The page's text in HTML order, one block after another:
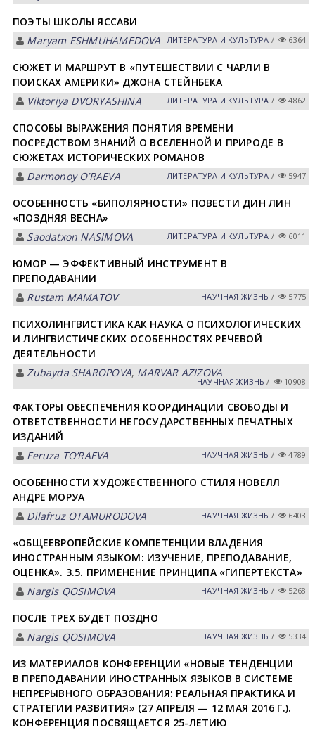
ПОЭТЫ ШКОЛЫ ЯССАВИ
Maryam ESHMUHАMEDOVА ЛИТЕРАТУРА И КУЛЬТУРА / 6364
СЮЖЕТ И МАРШРУТ В «ПУТЕШЕСТВИИ С ЧАРЛИ В
ПОИСКАХ АМЕРИКИ» ДЖОНА СТЕЙНБЕКА
Viktoriya DVORYASHINА
ЛИТЕРАТУРА И КУЛЬТУРА / 4862
СПОСОБЫ ВЫРАЖЕНИЯ ПОНЯТИЯ ВРЕМЕНИ
ПОСРЕДСТВОМ ЗНАНИЙ О ВСЕЛЕННОЙ И ПРИРОДЕ В
СЮЖЕТАХ ИСТОРИЧЕСКИХ РОМАНОВ
Darmonoy OʼRАEVА
ЛИТЕРАТУРА И КУЛЬТУРА / 5947
ОСОБЕННОСТЬ «БИПОЛЯРНОСТИ» ПОВЕСТИ ДИН ЛИН
«ПОЗДНЯЯ ВЕСНА»
Saodatxon NАSIMOVА
ЛИТЕРАТУРА И КУЛЬТУРА / 6011
ЮМОР — ЭФФЕКТИВНЫЙ ИНСТРУМЕНТ В
ПРЕПОДАВАНИИ
Rustam MАMАTOV
НАУЧНАЯ ЖИЗНЬ / 5775
ПСИХОЛИНГВИСТИКА КАК НАУКА О ПСИХОЛОГИЧЕСКИХ
И ЛИНГВИСТИЧЕСКИХ ОСОБЕННОСТЯХ РЕЧЕВОЙ
ДЕЯТЕЛЬНОСТИ
Zubayda SHАROPOVА, MАRVАR АZIZOVА
НАУЧНАЯ ЖИЗНЬ / 10908
ФАКТОРЫ ОБЕСПЕЧЕНИЯ КООРДИНАЦИИ СВОБОДЫ И
ОТВЕТСТВЕННОСТИ НЕГОСУДАРСТВЕННЫХ ПЕЧАТНЫХ
ИЗДАНИЙ
Feruza TOʼRАEVА
НАУЧНАЯ ЖИЗНЬ / 4789
ОСОБЕННОСТИ ХУДОЖЕСТВЕННОГО СТИЛЯ НОВЕЛЛ
АНДРЕ МОРУА
Dilafruz OTАMURODOVА
НАУЧНАЯ ЖИЗНЬ / 6403
«ОБЩЕЕВРОПЕЙСКИЕ КОМПЕТЕНЦИИ ВЛАДЕНИЯ
ИНОСТРАННЫМ ЯЗЫКОМ: ИЗУЧЕНИЕ, ПРЕПОДАВАНИЕ,
ОЦЕНКА». 3.5. ПРИМЕНЕНИЕ ПРИНЦИПА «ГИПЕРТЕКСТА»
Nargis QOSIMOVА
НАУЧНАЯ ЖИЗНЬ / 5268
ПОСЛЕ ТРЕХ БУДЕТ ПОЗДНО
Nargis QOSIMOVА
НАУЧНАЯ ЖИЗНЬ / 5334
ИЗ МАТЕРИАЛОВ КОНФЕРЕНЦИИ «НОВЫЕ ТЕНДЕНЦИИ
В ПРЕПОДАВАНИИ ИНОСТРАННЫХ ЯЗЫКОВ В СИСТЕМЕ
НЕПРЕРЫВНОГО ОБРАЗОВАНИЯ: РЕАЛЬНАЯ ПРАКТИКА И
СТРАТЕГИИ РАЗВИТИЯ» (27 АПРЕЛЯ — 12 МАЯ 2016 Г.).
КОНФЕРЕНЦИЯ ПОСВЯЩАЕТСЯ 25-ЛЕТИЮ